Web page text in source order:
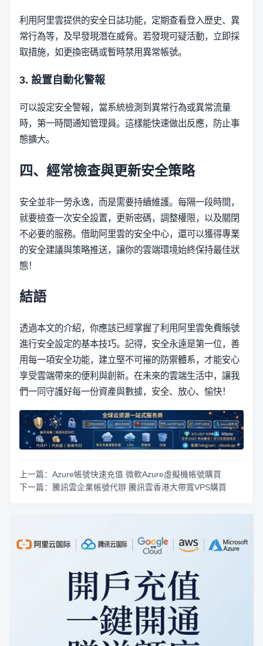
利用阿里雲提供的安全日誌功能，定期查看登入歷史、異
常行為等，及早發現潛在威脅。若發現可疑活動，立即採
取措施，如更換密碼或暫時禁用異常帳號。
3. 設置自動化警報
可以設定安全警報，當系統檢測到異常行為或異常流量
時，第一時間通知管理員。這樣能快速做出反應，防止事
態擴大。
四、經常檢查與更新安全策略
安全並非一勞永逸，而是需要持續維護。每隔一段時間，
就要檢查一次安全設置，更新密碼，調整權限，以及關閉
不必要的服務。借助阿里雲的安全中心，還可以獲得專業
的安全建議與策略推送，讓你的雲端環境始終保持最佳狀
態！
結語
透過本文的介紹，你應該已經掌握了利用阿里雲免費賬號
進行安全設定的基本技巧。記得，安全永遠是第一位，善
用每一項安全功能，建立堅不可摧的防禦體系，才能安心
享受雲端帶來的便利與創新。在未來的雲端生活中，讓我
們一同守護好每一份資產與數據，安全、放心、愉快！
上一篇：Azure帳號快速充值 微軟Azure虛擬機帳號購買
下一篇：騰訊雲企業帳號代辦 騰訊雲香港大帶寬VPS購買